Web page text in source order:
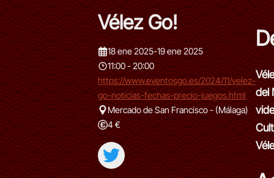
Vélez Go!
18 ene 2025-19 ene 2025
11:00 - 20:00
https://www.eventosgo.es/2024/11/velez-
go-noticias-fechas-precio-juegos.html
Mercado de San Francisco - (Málaga)
4 €
del